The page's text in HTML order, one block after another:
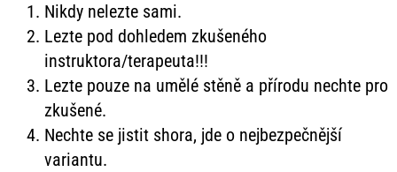
Nikdy nelezte sami.
Lezte pod dohledem zkušeného
instruktora/terapeuta!!!
Lezte pouze na umělé stěně a přírodu nechte pro
zkušené.
Nechte se jistit shora, jde o nejbezpečnější
variantu.